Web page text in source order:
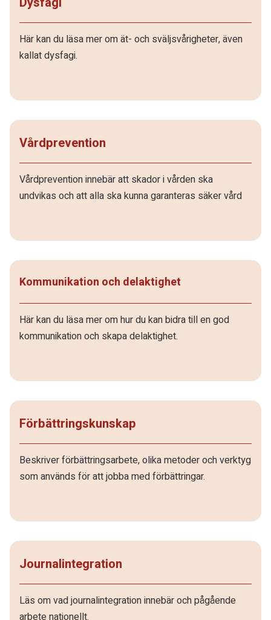
Här kan du läsa mer om ät- och sväljsvårigheter, även
kallat dysfagi.
Vårdprevention
Vårdprevention innebär att skador i vården ska
undvikas och att alla ska kunna garanteras säker vård
Kommunikation och delaktighet
Här kan du läsa mer om hur du kan bidra till en god
kommunikation och skapa delaktighet.
Förbättringskunskap
Beskriver förbättringsarbete, olika metoder och verktyg
som används för att jobba med förbättringar.
Journalintegration
Läs om vad journalintegration innebär och pågående